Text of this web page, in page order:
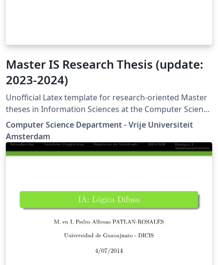
Master IS Research Thesis (update:
2023-2024)
Unofficial Latex template for research-oriented Master
theses in Information Sciences at the Computer Science
Department - Vrije Universiteit Amsterdam
Computer Science Department - Vrije Universiteit
Amsterdam